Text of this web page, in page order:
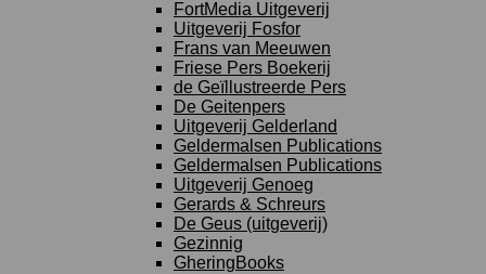
FortMedia Uitgeverij
Uitgeverij Fosfor
Frans van Meeuwen
Friese Pers Boekerij
de Geïllustreerde Pers
De Geitenpers
Uitgeverij Gelderland
Geldermalsen Publications
Geldermalsen Publications
Uitgeverij Genoeg
Gerards & Schreurs
De Geus (uitgeverij)
Gezinnig
GheringBooks